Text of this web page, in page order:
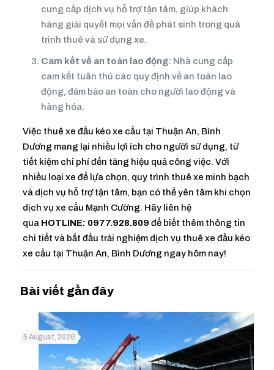
cung cấp dịch vụ hỗ trợ tận tâm, giúp khách
hàng giải quyết mọi vấn đề phát sinh trong quá
trình thuê và sử dụng xe.
Cam kết về an toàn lao động: Nhà cung cấp
cam kết tuân thủ các quy định về an toàn lao
động, đảm bảo an toàn cho người lao động và
hàng hóa.
Việc thuê xe đầu kéo xe cẩu tại Thuận An, Bình
Dương mang lại nhiều lợi ích cho người sử dụng, từ
tiết kiệm chi phí đến tăng hiệu quả công việc. Với
nhiều loại xe để lựa chọn, quy trình thuê xe minh bạch
và dịch vụ hỗ trợ tận tâm, bạn có thể yên tâm khi chọn
dịch vụ xe cẩu Mạnh Cường. Hãy liên hệ
qua HOTLINE: 0977.928.809 để biết thêm thông tin
chi tiết và bắt đầu trải nghiệm dịch vụ thuê xe đầu kéo
xe cẩu tại Thuận An, Bình Dương ngay hôm nay!
5 August, 2026